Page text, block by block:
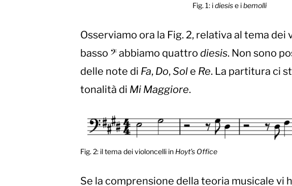
Fig. 1: idiesise ibemolli
Osserviamo ora la Fig. 2, relativa al tema dei
basso 𝄢 abbiamo quattro diesis. Non sono
delle note di Fa, Do,Sol e Re. La partitura ci
tonalità di Mi Maggiore.
Fig. 2: il tema dei violoncelli in Hoyt’s Office
Se la comprensione della teoria musicale